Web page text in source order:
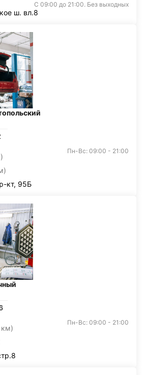
С 09:00 до 21:00. Без выходных
ш. вл.8
Пн-Вс: 09:00 - 21:00
кт, 95Б
км)
Пн-Вс: 09:00 - 21:00